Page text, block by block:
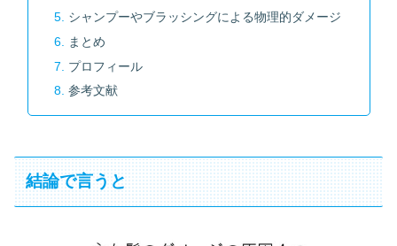
シャンプーやブラッシングによる物理的ダメージ
まとめ
プロフィール
参考文献
結論で言うと